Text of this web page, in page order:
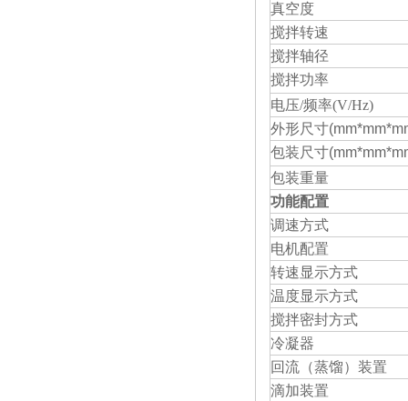
真空度
搅拌转速
搅拌轴径
搅拌功率
电压/频率(V/Hz)
外形尺寸
包装尺寸
包装重量
功能配置
调速方式
电机配置
转速显示方式
温度显示方式
搅拌密封方式
冷凝器
回流（蒸馏）装置
滴加装置